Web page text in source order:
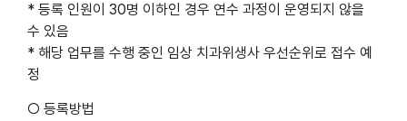
* 등록 인원이 30명 이하인 경우 연수 과정이 운영되지 않을
수 있음
* 해당 업무를 수행 중인 임상 치과위생사 우선순위로 접수 예
정
○ 등록방법